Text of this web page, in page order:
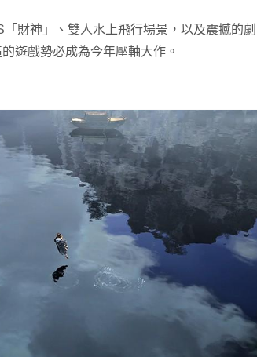
財神」、雙人水上飛行場景，以及震撼的劇
遊戲勢必成為今年壓軸大作。